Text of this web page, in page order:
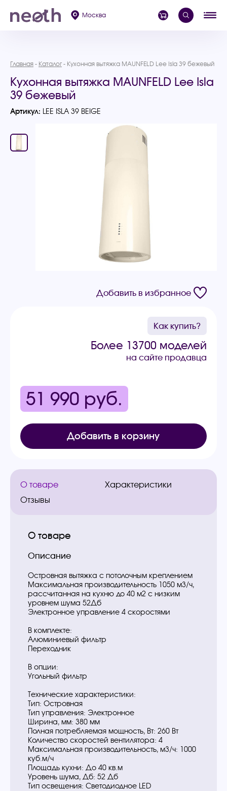
Москва
Главная Каталог Кухонная вытяжка MAUNFELD Lee Isla 39 бежевый
Кухонная вытяжка MAUNFELD Lee Isla
39 бежевый
Артикул: LEE ISLA 39 BEIGE
Добавить в избранное
Как купить?
Более 13700 моделей
на сайте продавца
51 990 руб.
Добавить в корзину
О товаре
Характеристики
Отзывы
О товаре
Описание
Островная вытяжка с потолочным креплением
Максимальная производительность 1050 м3/ч,
рассчитанная на кухню до 40 м2 с низким
уровнем шума 52Дб
Электронное управление 4 скоростями
В комплекте:
Алюминиевый фильтр
Переходник
В опции:
Угольный фильтр
Технические характеристики:
Тип: Островная
Тип управления: Электронное
Ширина, мм: 380 мм
Полная потребляемая мощность, Вт: 260 Вт
Количество скоростей вентилятора: 4
Максимальная производительность, м3/ч: 1000
куб.м/ч
Площадь кухни: До 40 кв.м
Уровень шума, Дб: 52 Дб
Тип освещения: Светодиодное LED